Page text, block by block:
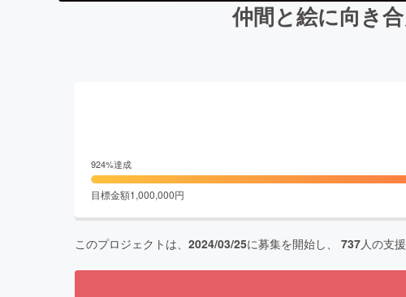
仲間と絵に向き
924%達成
目標金額1,000,000円
このプロジェクトは、 2024/03/25に募集を開始し、 737人の支